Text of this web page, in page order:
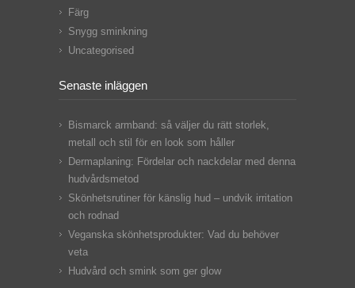
Färg
Snygg sminkning
Uncategorised
Senaste inläggen
Bismarck armband: så väljer du rätt storlek,
metall och stil för en look som håller
Dermaplaning: Fördelar och nackdelar med denna
hudvårdsmetod
Skönhetsrutiner för känslig hud – undvik irritation
och rodnad
Veganska skönhetsprodukter: Vad du behöver
veta
Hudvård och smink som ger glow